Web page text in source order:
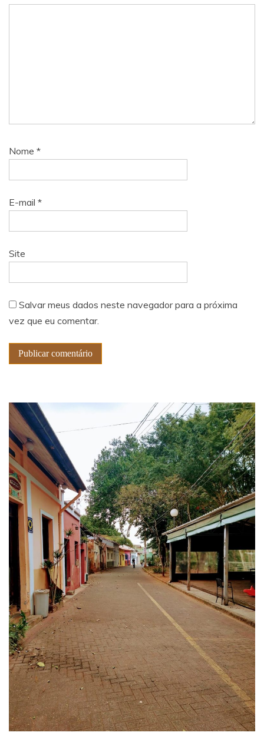
Nome *
E-mail *
Site
Salvar meus dados neste navegador para a próxima
vez que eu comentar.